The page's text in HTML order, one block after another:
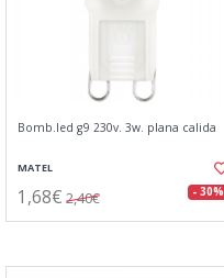
Bomb.led g9 230v. 3w. plana calida
MATEL
1,68€ 2,40€ - 30%